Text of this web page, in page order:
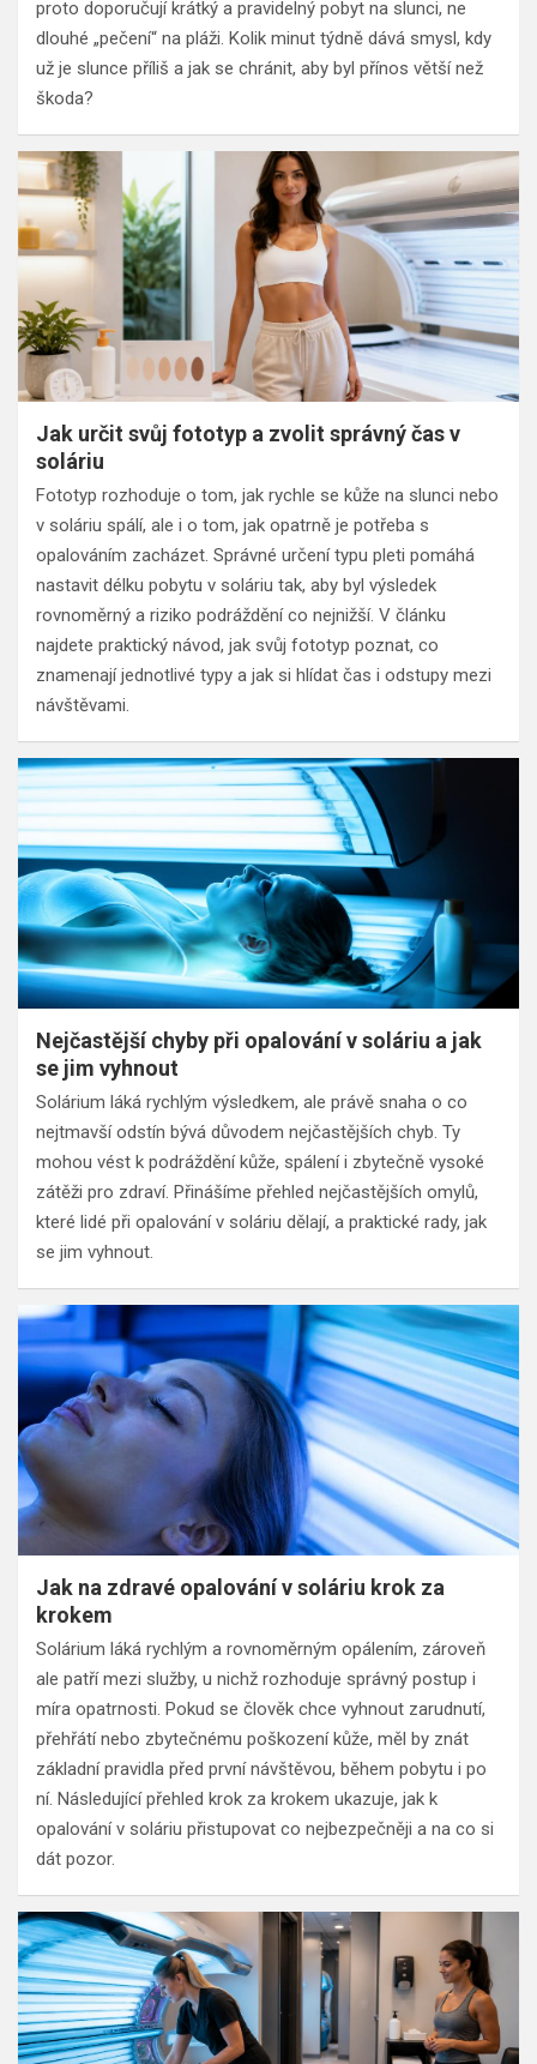
proto doporučují krátký a pravidelný pobyt na slunci, ne
dlouhé „pečení“ na pláži. Kolik minut týdně dává smysl, kdy
už je slunce příliš a jak se chránit, aby byl přínos větší než
škoda?
Jak určit svůj fototyp a zvolit správný čas v
soláriu
Fototyp rozhoduje o tom, jak rychle se kůže na slunci nebo
v soláriu spálí, ale i o tom, jak opatrně je potřeba s
opalováním zacházet. Správné určení typu pleti pomáhá
nastavit délku pobytu v soláriu tak, aby byl výsledek
rovnoměrný a riziko podráždění co nejnižší. V článku
najdete praktický návod, jak svůj fototyp poznat, co
znamenají jednotlivé typy a jak si hlídat čas i odstupy mezi
návštěvami.
Nejčastější chyby při opalování v soláriu a jak
se jim vyhnout
Solárium láká rychlým výsledkem, ale právě snaha o co
nejtmavší odstín bývá důvodem nejčastějších chyb. Ty
mohou vést k podráždění kůže, spálení i zbytečně vysoké
zátěži pro zdraví. Přinášíme přehled nejčastějších omylů,
které lidé při opalování v soláriu dělají, a praktické rady, jak
se jim vyhnout.
Jak na zdravé opalování v soláriu krok za
krokem
Solárium láká rychlým a rovnoměrným opálením, zároveň
ale patří mezi služby, u nichž rozhoduje správný postup i
míra opatrnosti. Pokud se člověk chce vyhnout zarudnutí,
přehřátí nebo zbytečnému poškození kůže, měl by znát
základní pravidla před první návštěvou, během pobytu i po
ní. Následující přehled krok za krokem ukazuje, jak k
opalování v soláriu přistupovat co nejbezpečněji a na co si
dát pozor.